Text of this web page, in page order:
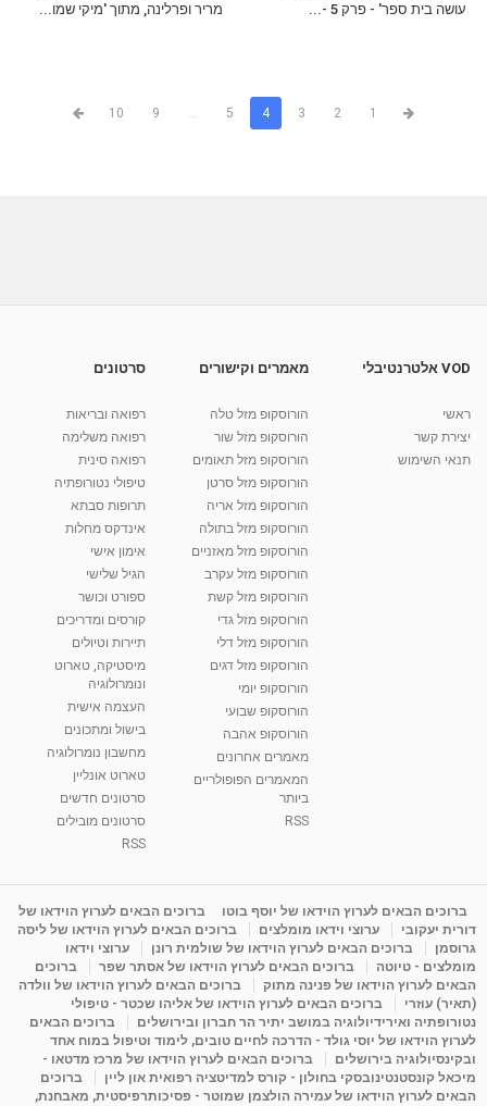
עושה בית ספר' - פרק 5 -...
מריר ופרלינה, מתוך 'מיקי שמו...
1
2
3
4
5
...
9
10
VOD אלטרנטיבלי
ראשי
יצירת קשר
תנאי השימוש
מאמרים וקישורים
הורוסקופ מזל טלה
הורוסקופ מזל שור
הורוסקופ מזל תאומים
הורוסקופ מזל סרטן
הורוסקופ מזל אריה
הורוסקופ מזל בתולה
הורוסקופ מזל מאזניים
הורוסקופ מזל עקרב
הורוסקופ מזל קשת
הורוסקופ מזל גדי
הורוסקופ מזל דלי
הורוסקופ מזל דגים
הורוסקופ יומי
הורוסקופ שבועי
הורוסקופ אהבה
מאמרים אחרונים
המאמרים הפופולריים
ביותר
RSS
סרטונים
רפואה ובריאות
רפואה משלימה
רפואה סינית
טיפולי נטורופתיה
תרופות סבתא
אינדקס מחלות
אימון אישי
הגיל שלישי
ספורט וכושר
קורסים ומדריכים
תיירות וטיולים
מיסטיקה, טארוט
ונומרולוגיה
העצמה אישית
בישול ומתכונים
מחשבון נומרולוגיה
טארוט אונליין
סרטונים חדשים
סרטונים מובילים
RSS
ברוכים הבאים לערוץ הוידאו של יוסף בוטו
ברוכים הבאים לערוץ הוידאו של
דורית יעקובי
ערוצי וידאו מומלצים
ברוכים הבאים לערוץ הוידאו של ליסה
גרוסמן
ברוכים הבאים לערוץ הוידאו של שולמית רונן
ערוצי וידאו
מומלצים - טיוטה
ברוכים הבאים לערוץ הוידאו של אסתר שפר
ברוכים
הבאים לערוץ הוידאו של פנינה מתוק
ברוכים הבאים לערוץ הוידאו של וולדה
(תאיר) עוזרי
ברוכים הבאים לערוץ הוידאו של אליהו שכטר - טיפולי
נטורופתיה ואירידיולוגיה במושב יתיר הר חברון ובירושלים
ברוכים הבאים
לערוץ הוידאו של יוסי גולד - הדרכה לחיים טובים, לימוד וטיפול במוח אחד
ובקינסיולוגיה בירושלים
ברוכים הבאים לערוץ הוידאו של מרכז מדטאו -
מיכאל קונסטנטינובסקי בחולון - קורס למדיטציה רפואית און ליין
ברוכים
הבאים לערוץ הוידאו של עמירה הולצמן שמוטר - פסיכותרפיסטית, מאבחנת,